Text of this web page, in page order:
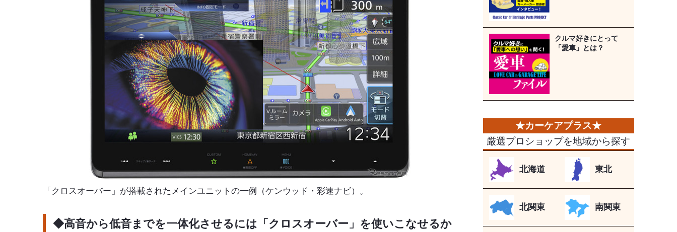
「クロスオーバー」が搭載されたメインユニットの一例（ケンウッド・彩速ナビ）。
◆高音から低音までを一体化させるには「クロスオーバー」を使いこなせるか
クルマ好きにとって
「愛車」とは？
厳選プロショップを地域から探す
北海道 東北
北関東 南関東